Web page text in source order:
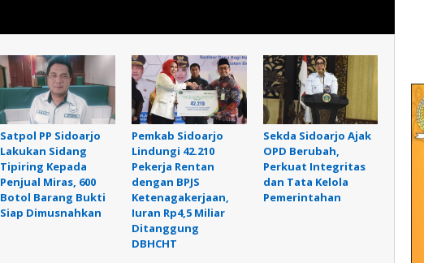
Satpol PP Sidoarjo
Lakukan Sidang
Tipiring Kepada
Penjual Miras, 600
Botol Barang Bukti
Siap Dimusnahkan
Pemkab Sidoarjo
Lindungi 42.210
Pekerja Rentan
dengan BPJS
Ketenagakerjaan,
Iuran Rp4,5 Miliar
Ditanggung
DBHCHT
Sekda Sidoarjo Ajak
OPD Berubah,
Perkuat Integritas
dan Tata Kelola
Pemerintahan